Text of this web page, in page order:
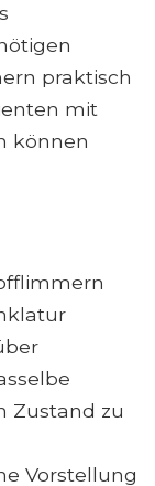
praktisch
mit
können
Zustand zu
Vorstellung